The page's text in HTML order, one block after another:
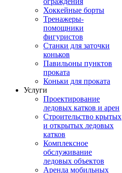
Хоккейные борты
Тренажеры-
помощники
фигуристов
Станки для заточки
коньков
Павильоны пунктов
проката
Коньки для проката
Услуги
Проектирование
ледовых катков и арен
Строительство крытых
и открытых ледовых
катков
Комплексное
обслуживание
ледовых объектов
Аренда мобильных